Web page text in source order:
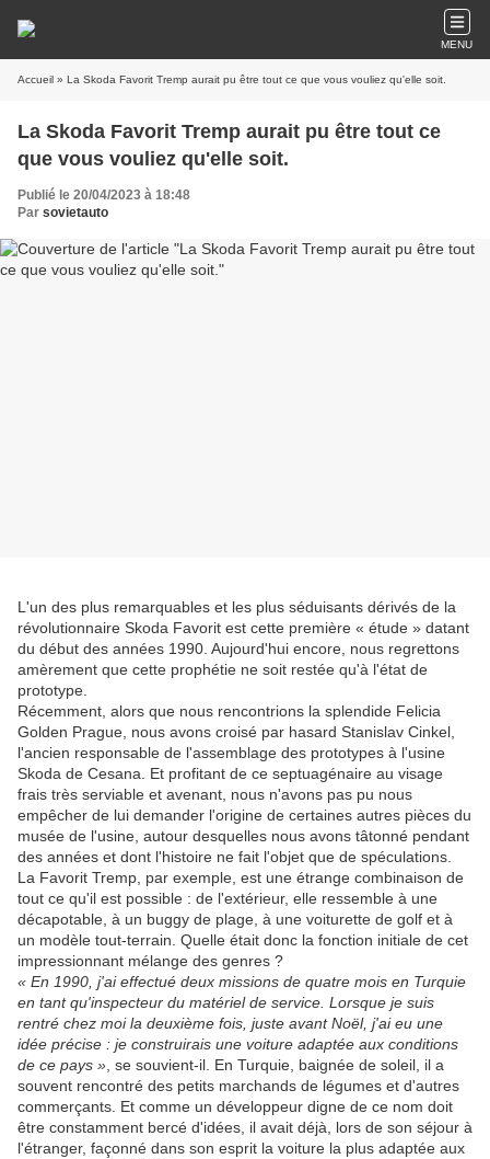
MENU
Accueil » La Skoda Favorit Tremp aurait pu être tout ce que vous vouliez qu'elle soit.
La Skoda Favorit Tremp aurait pu être tout ce
que vous vouliez qu'elle soit.
Publié le 20/04/2023 à 18:48
Par sovietauto
L'un des plus remarquables et les plus séduisants dérivés de la
révolutionnaire Skoda Favorit est cette première « étude » datant
du début des années 1990. Aujourd'hui encore, nous regrettons
amèrement que cette prophétie ne soit restée qu'à l'état de
prototype.
Récemment, alors que nous rencontrions la splendide Felicia
Golden Prague, nous avons croisé par hasard Stanislav Cinkel,
l'ancien responsable de l'assemblage des prototypes à l'usine
Skoda de Cesana. Et profitant de ce septuagénaire au visage
frais très serviable et avenant, nous n'avons pas pu nous
empêcher de lui demander l'origine de certaines autres pièces du
musée de l'usine, autour desquelles nous avons tâtonné pendant
des années et dont l'histoire ne fait l'objet que de spéculations.
La Favorit Tremp, par exemple, est une étrange combinaison de
tout ce qu'il est possible : de l'extérieur, elle ressemble à une
décapotable, à un buggy de plage, à une voiturette de golf et à
un modèle tout-terrain. Quelle était donc la fonction initiale de cet
impressionnant mélange des genres ?
« En 1990, j'ai effectué deux missions de quatre mois en Turquie
en tant qu'inspecteur du matériel de service. Lorsque je suis
rentré chez moi la deuxième fois, juste avant Noël, j'ai eu une
idée précise : je construirais une voiture adaptée aux conditions
de ce pays » , se souvient-il. En Turquie, baignée de soleil, il a
souvent rencontré des petits marchands de légumes et d'autres
commerçants. Et comme un développeur digne de ce nom doit
être constamment bercé d'idées, il avait déjà, lors de son séjour à
l'étranger, façonné dans son esprit la voiture la plus adaptée aux